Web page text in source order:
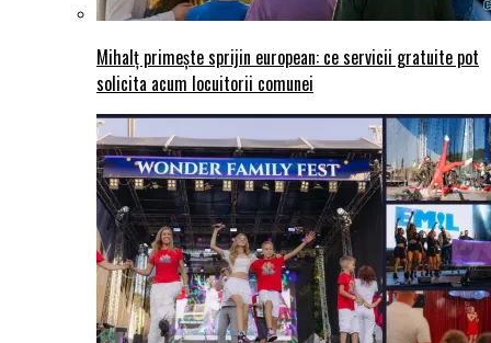
Mihalț primește sprijin european: ce servicii gratuite pot
solicita acum locuitorii comunei